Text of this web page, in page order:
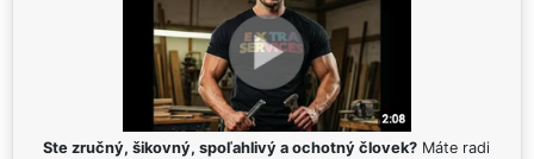
Ste zručný, šikovný, spoľahlivý a ochotný človek? Máte radi